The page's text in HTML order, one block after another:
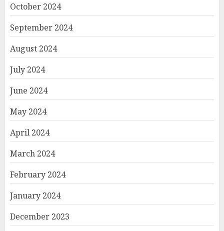
October 2024
September 2024
August 2024
July 2024
June 2024
May 2024
April 2024
March 2024
February 2024
January 2024
December 2023